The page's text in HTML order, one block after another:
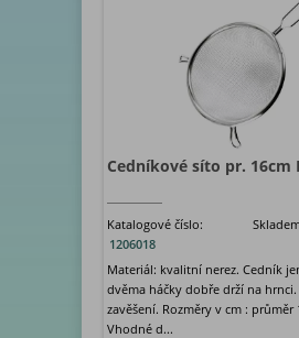
Cedníkové síto pr. 16cm
Katalogové číslo:
1206018
Materiál: kvalitní nerez. Cedník
dvěma háčky dobře drží na
zavěšení. Rozměry v cm : průměr
Vhodné d...